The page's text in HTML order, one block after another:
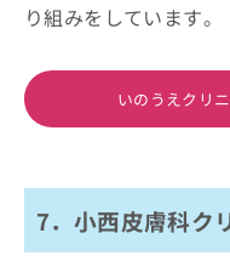
り組みをしています。
いのうえクリ
7．小西皮膚科ク